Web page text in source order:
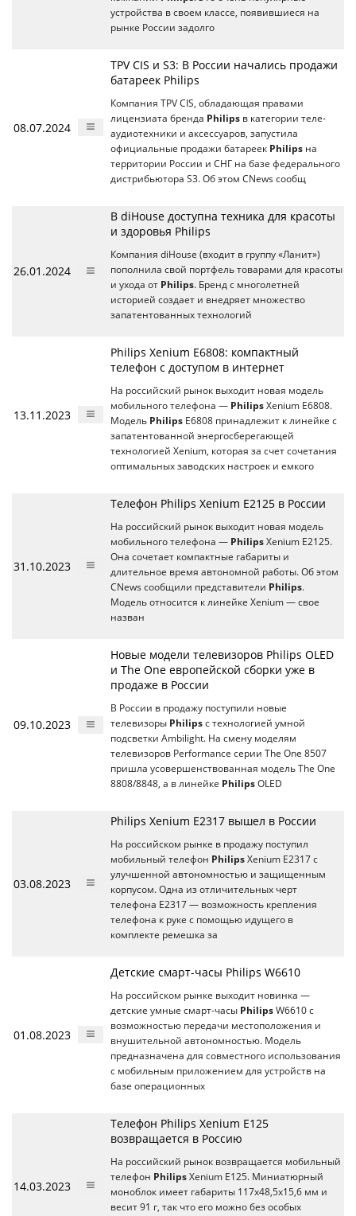
устройства в своем классе, появившиеся на
рынке России задолго
08.07.2024
TPV CIS и S3: В России начались продажи
батареек Philips
Компания TPV CIS, обладающая правами
лицензиата бренда Philips в категории теле-
аудиотехники и аксессуаров, запустила
официальные продажи батареек Philips на
территории России и СНГ на базе федерального
дистрибьютора S3. Об этом CNews сообщ
26.01.2024
В diHouse доступна техника для красоты
и здоровья Philips
Компания diHouse (входит в группу «Ланит»)
пополнила свой портфель товарами для красоты
и ухода от Philips. Бренд с многолетней
историей создает и внедряет множество
запатентованных технологий
13.11.2023
Philips Xenium E6808: компактный
телефон с доступом в интернет
На российский рынок выходит новая модель
мобильного телефона — Philips Xenium E6808.
Модель Philips E6808 принадлежит к линейке с
запатентованной энергосберегающей
технологией Xenium, которая за счет сочетания
оптимальных заводских настроек и емкого
31.10.2023
Телефон Philips Xenium E2125 в России
На российский рынок выходит новая модель
мобильного телефона — Philips Xenium E2125.
Она сочетает компактные габариты и
длительное время автономной работы. Об этом
CNews сообщили представители Philips.
Модель относится к линейке Xenium — свое
назван
09.10.2023
Новые модели телевизоров Philips OLED
и The One европейской сборки уже в
продаже в России
В России в продажу поступили новые
телевизоры Philips с технологией умной
подсветки Ambilight. На смену моделям
телевизоров Performance серии The One 8507
пришла усовершенствованная модель The One
8808/8848, а в линейке Philips OLED
03.08.2023
Philips Xenium E2317 вышел в России
На российском рынке в продажу поступил
мобильный телефон Philips Xenium E2317 с
улучшенной автономностью и защищенным
корпусом. Одна из отличительных черт
телефона Е2317 — возможность крепления
телефона к руке с помощью идущего в
комплекте ремешка за
01.08.2023
Детские смарт-часы Philips W6610
На российском рынке выходит новинка —
детские умные смарт-часы Philips W6610 с
возможностью передачи местоположения и
внушительной автономностью. Модель
предназначена для совместного использования
с мобильным приложением для устройств на
базе операционных
14.03.2023
Телефон Philips Xenium E125
возвращается в Россию
На российский рынок возвращается мобильный
телефон Philips Xenium E125. Миниатюрный
моноблок имеет габариты 117х48,5х15,6 мм и
весит 91 г, так что его можно без особых